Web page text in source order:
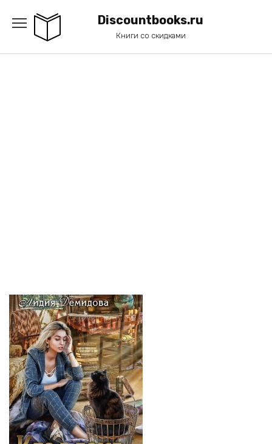
содержанию
Discountbooks.ru
Книги со скидками